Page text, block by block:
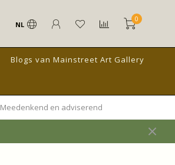
NL
0
Blogs van Mainstreet Art Gallery
Meedenkend en adviserend